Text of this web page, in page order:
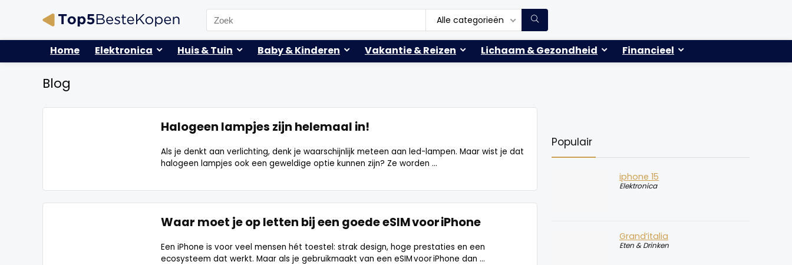
Search
for:
Alle categorieën
Home Elektronica Huis & Tuin Baby & Kinderen Vakantie & Reizen Lichaam & Gezondheid Financieel
Blog
Halogeen lampjes zijn helemaal in!
Als je denkt aan verlichting, denk je waarschijnlijk meteen aan led-lampen. Maar wist je dat
halogeen lampjes ook een geweldige optie kunnen zijn? Ze worden ...
Waar moet je op letten bij een goede eSIM voor iPhone
Een iPhone is voor veel mensen hét toestel: strak design, hoge prestaties en een
ecosysteem dat werkt. Maar als je gebruikmaakt van een eSIM voor iPhone dan ...
Populair
iphone 15
Elektronica
Grand’italia
Eten & Drinken